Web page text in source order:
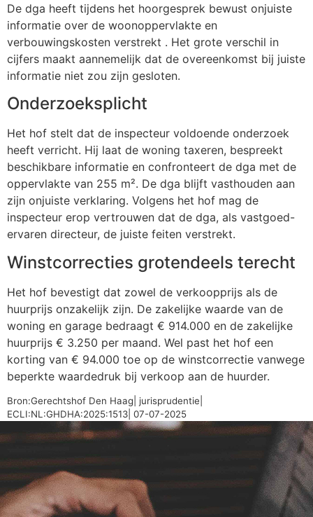
De dga heeft tijdens het hoorgesprek bewust onjuiste
informatie over de woonoppervlakte en
verbouwingskosten verstrekt . Het grote verschil in
cijfers maakt aannemelijk dat de overeenkomst bij juiste
informatie niet zou zijn gesloten.
Onderzoeksplicht
Het hof stelt dat de inspecteur voldoende onderzoek
heeft verricht. Hij laat de woning taxeren, bespreekt
beschikbare informatie en confronteert de dga met de
oppervlakte van 255 m². De dga blijft vasthouden aan
zijn onjuiste verklaring. Volgens het hof mag de
inspecteur erop vertrouwen dat de dga, als vastgoed-
ervaren directeur, de juiste feiten verstrekt.
Winstcorrecties grotendeels terecht
Het hof bevestigt dat zowel de verkoopprijs als de
huurprijs onzakelijk zijn. De zakelijke waarde van de
woning en garage bedraagt € 914.000 en de zakelijke
huurprijs € 3.250 per maand. Wel past het hof een
korting van € 94.000 toe op de winstcorrectie vanwege
beperkte waardedruk bij verkoop aan de huurder.
Bron:Gerechtshof Den Haag| jurisprudentie|
ECLI:NL:GHDHA:2025:1513| 07-07-2025